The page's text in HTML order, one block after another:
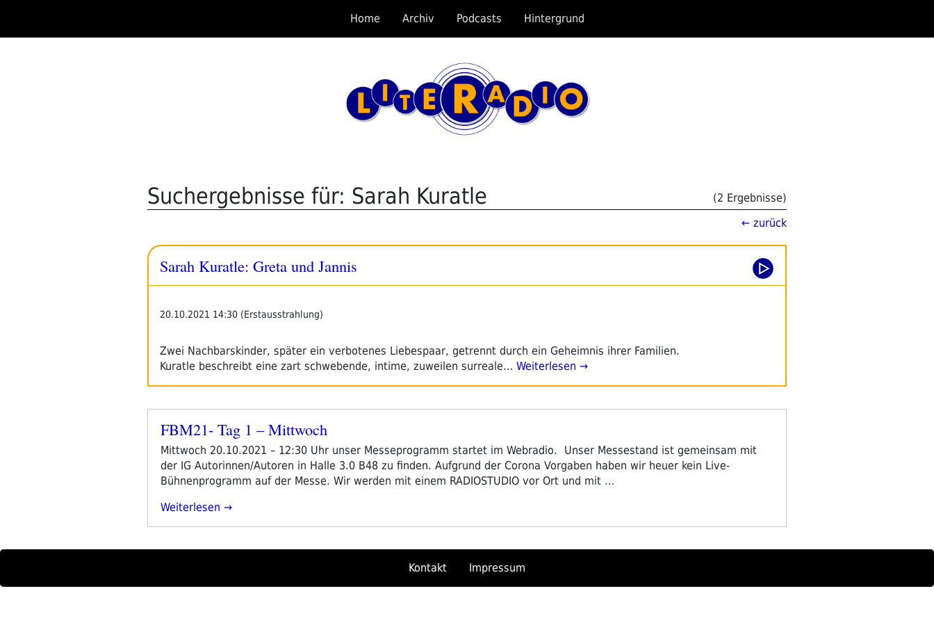
springen
Home Archiv Podcasts Hintergrund
Suchergebnisse für: Sarah Kuratle
(2 Ergebnisse)
← zurück
Sarah Kuratle: Greta und Jannis
20.10.2021 14:30 (Erstausstrahlung)
Zwei Nachbarskinder, später ein verbotenes Liebespaar, getrennt durch ein Geheimnis ihrer Familien.
Kuratle beschreibt eine zart schwebende, intime, zuweilen surreale… Weiterlesen →
Veröffentlicht
FBM21- Tag 1 – Mittwoch
Mittwoch 20.10.2021 – 12:30 Uhr unser Messeprogramm startet im Webradio. Unser Messestand ist gemeinsam mit
der IG Autorinnen/Autoren in Halle 3.0 B48 zu finden. Aufgrund der Corona Vorgaben haben wir heuer kein Live-
Bühnenprogramm auf der Messe. Wir werden mit einem RADIOSTUDIO vor Ort und mit …
„FBM21-
–
Weiterlesen
Kontakt Impressum